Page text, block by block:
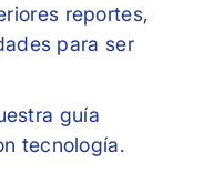
reportes,
para ser
guía
tecnología.